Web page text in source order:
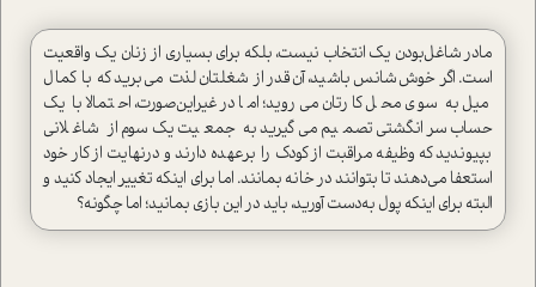
مادر شاغل‌بودن یک انتخاب نیست، بلکه برای بسیاری از زنان یک واقعیت
است. اگر خوش‌شانس باشید، آن‌قدر از شغلتان لذت می‌برید که با کمال
میل به سوی محل کارتان می‌روید؛ اما در‌غیر‌این‌صورت، احتمالا با یک
حساب سر‌انگشتی تصمیم می‌گیرید به جمعیت یک‌سوم از شاغلانی
بپیوندید که وظیفه مراقبت از کودک را برعهده دارند و درنهایت از کار خود
استعفا می‌دهند تا بتوانند در خانه بمانند. اما برای اینکه تغییر ایجاد کنید و
البته برای اینکه پول به‌دست آورید، باید در این بازی بمانید؛ اما چگونه؟